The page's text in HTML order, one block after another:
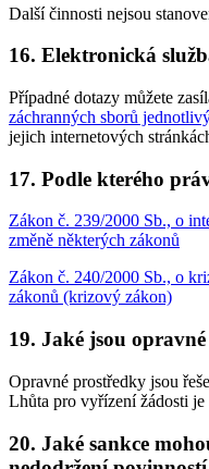
Další činnosti nejsou
16. Elektronická
Případné dotazy můžete
záchranných sborů
jejich internetových
17. Podle kterého
Zákon č. 239/2000 Sb., o
změně některých zákonů
Zákon č. 240/2000 Sb., o
zákonů (krizový zákon)
19. Jaké jsou
Opravné prostředky jsou
Lhůta pro vyřízení žádosti je
20. Jaké sankce